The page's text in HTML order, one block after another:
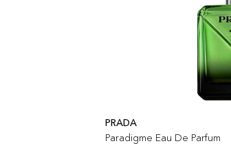
PRADA
Paradigme Eau De Parfum